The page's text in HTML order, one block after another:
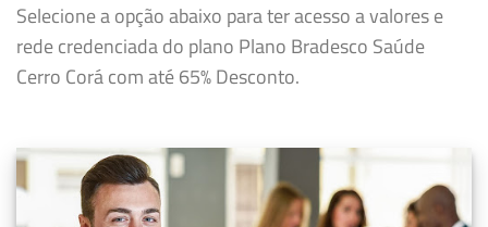
Selecione a opção abaixo para ter acesso a valores e
rede credenciada do plano Plano Bradesco Saúde
Cerro Corá com até 65% Desconto.